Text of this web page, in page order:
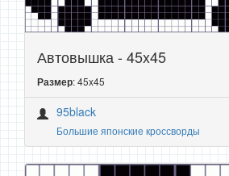
Автовышка - 45x45
Размер: 45x45
95black
Большие японские кроссворды